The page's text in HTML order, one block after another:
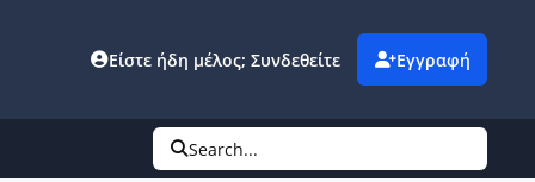
Είστε ήδη μέλος; Συνδεθείτε Εγγραφή
Search...